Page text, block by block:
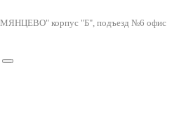
корпус "Б", подъезд №6 офис